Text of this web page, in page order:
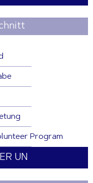
Program
UN